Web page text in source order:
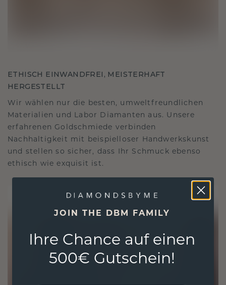
ETHISCH EINWANDFREI, MEISTERHAFT
HERGESTELLT
Wir wählen nur die besten, umweltfreundlichen
Materialien und Labor Diamanten aus. Unsere
erfahrenen Goldschmiede verbinden
Nachhaltigkeit mit beispielloser Handwerkskunst
und stellen so sicher, dass Ihr Schmuck ebenso
ethisch wie exquisit ist.
JOIN THE DBM FAMILY
Ihre Chance auf einen
500€ Gutschein!